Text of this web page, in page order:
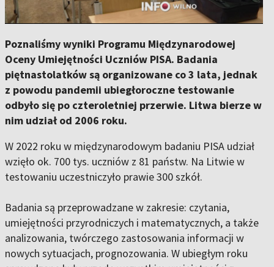
Poznaliśmy wyniki Programu Międzynarodowej
Oceny Umiejętności Uczniów PISA. Badania
piętnastolatków są organizowane co 3 lata, jednak
z powodu pandemii ubiegłoroczne testowanie
odbyło się po czteroletniej przerwie. Litwa bierze w
nim udział od 2006 roku.
W 2022 roku w międzynarodowym badaniu PISA udział
wzięło ok. 700 tys. uczniów z 81 państw. Na Litwie w
testowaniu uczestniczyło prawie 300 szkół.
Badania są przeprowadzane w zakresie: czytania,
umiejętności przyrodniczych i matematycznych, a także
analizowania, twórczego zastosowania informacji w
nowych sytuacjach, prognozowania. W ubiegłym roku